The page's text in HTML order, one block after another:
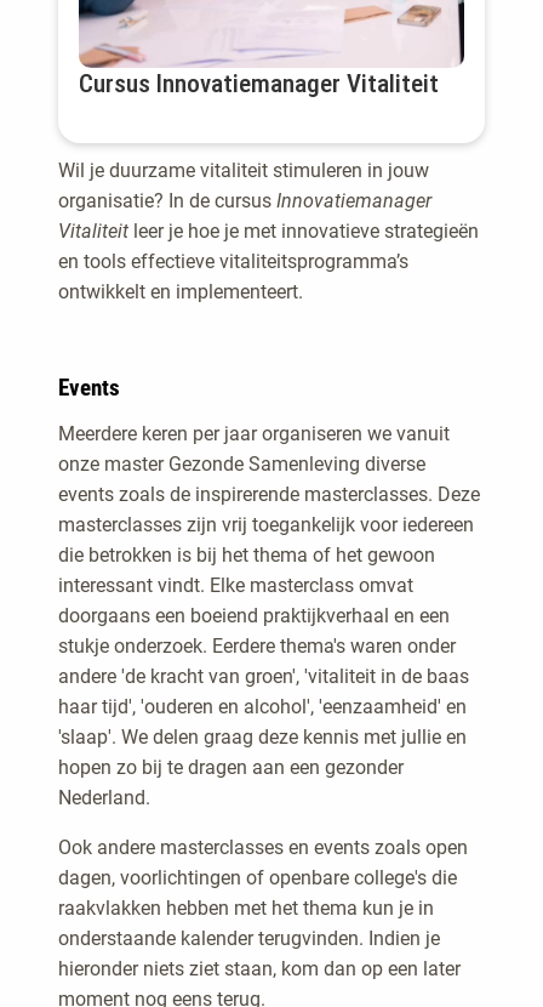
Cursus Innovatiemanager Vitaliteit
Wil je duurzame vitaliteit stimuleren in jouw
organisatie? In de cursus Innovatiemanager
Vitaliteit leer je hoe je met innovatieve strategieën
en tools effectieve vitaliteitsprogramma’s
ontwikkelt en implementeert.
Events
Meerdere keren per jaar organiseren we vanuit
onze master Gezonde Samenleving diverse
events zoals de inspirerende masterclasses. Deze
masterclasses zijn vrij toegankelijk voor iedereen
die betrokken is bij het thema of het gewoon
interessant vindt. Elke masterclass omvat
doorgaans een boeiend praktijkverhaal en een
stukje onderzoek. Eerdere thema's waren onder
andere 'de kracht van groen', 'vitaliteit in de baas
haar tijd', 'ouderen en alcohol', 'eenzaamheid' en
'slaap'. We delen graag deze kennis met jullie en
hopen zo bij te dragen aan een gezonder
Nederland.
Ook andere masterclasses en events zoals open
dagen, voorlichtingen of openbare college's die
raakvlakken hebben met het thema kun je in
onderstaande kalender terugvinden. Indien je
hieronder niets ziet staan, kom dan op een later
moment nog eens terug.